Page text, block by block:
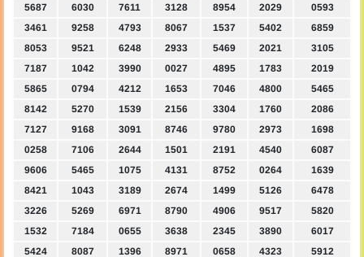
5687
6030 7611 3128 8954 2029
0593
3461
9258 4793 8067 1537 5402
6859
8053
9521 6248 2933 5469 2021
3105
7187
1042 3990 0027 4895 1783
2019
5865
0794 4212 1653 7046 4800
5465
8142
5270 1539 2156 3304 1760
2086
7127
9168 3091 8746 9780 2973
1698
0258
7106 2644 1501 2191 4540
6087
9606
5465 1075 4131 8752 0264
1639
8421
1043 3189 2674 1499 5126
6478
3226
5269 6971 8790 4906 9517
5820
1532
7184 0655 3638 2345 3890
6017
5424
8087 1396 8971 0658 4323 5912